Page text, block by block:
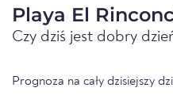
Playa El
Czy dziś jest dobry
Prognoza na cały dzisiejszy